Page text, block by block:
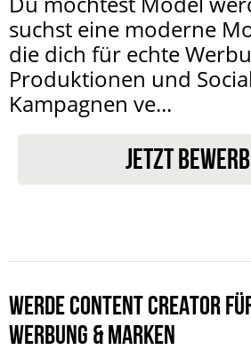
suchst eine moderne
die dich für echte
Produktionen und
Kampagnen ve...
JETZT
WERDE CONTENT CREATOR
WERBUNG & MARKEN